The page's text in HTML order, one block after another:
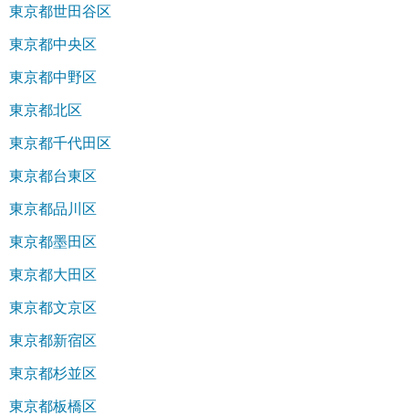
東京都世田谷区
東京都中央区
東京都中野区
東京都北区
東京都千代田区
東京都台東区
東京都品川区
東京都墨田区
東京都大田区
東京都文京区
東京都新宿区
東京都杉並区
東京都板橋区